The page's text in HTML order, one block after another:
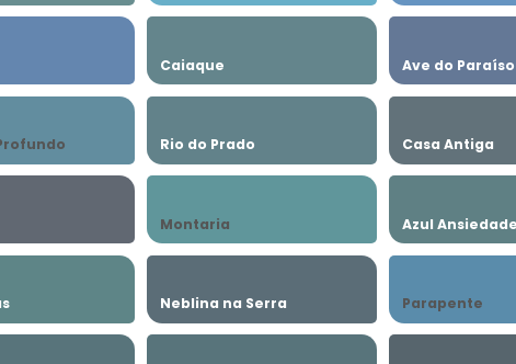
Caiaque Ave do Paraíso
Rio do Prado Casa Antiga
Montaria Azul Ansiedade
Neblina na Serra Parapente